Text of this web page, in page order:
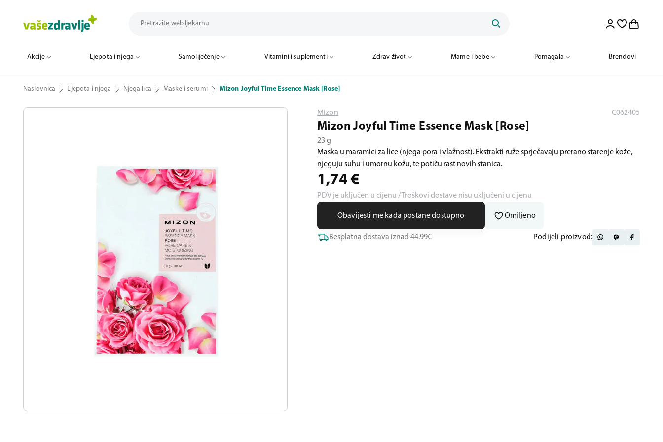
Akcije Ljepota i njega Samoliječenje Vitamini i suplementi Zdrav život Mame i bebe Pomagala Brendovi
Naslovnica Ljepota i njega Njega lica Maske i serumi Mizon Joyful Time Essence Mask [Rose]
Mizon C062405
Mizon Joyful Time Essence Mask [Rose]
23 g
Maska u maramici za lice (njega pora i vlažnost). Ekstrakti ruže sprječavaju prerano starenje kože,
njeguju suhu i umornu kožu, te potiču rast novih stanica.
1,74 €
PDV je uključen u cijenu / Troškovi dostave nisu uključeni u cijenu
Obavijesti me kada postane dostupno Omiljeno
Besplatna dostava iznad 44.99€ Podijeli proizvod: